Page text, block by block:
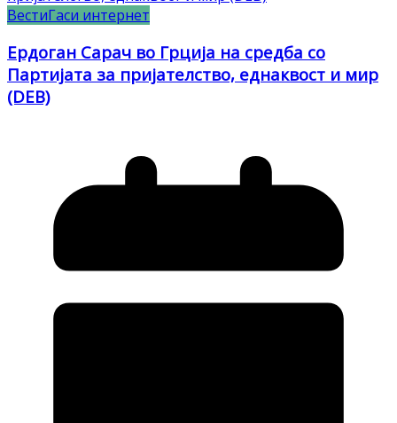
ВестиГаси интернет
Ердоган Сарач во Грција на средба со
Партијата за пријателство, еднаквост и мир
(DEB)